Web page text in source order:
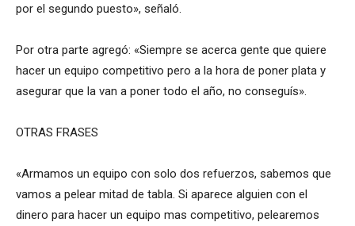
por el segundo puesto», señaló.
Por otra parte agregó: «Siempre se acerca gente que quiere
hacer un equipo competitivo pero a la hora de poner plata y
asegurar que la van a poner todo el año, no conseguís».
OTRAS FRASES
«Armamos un equipo con solo dos refuerzos, sabemos que
vamos a pelear mitad de tabla. Si aparece alguien con el
dinero para hacer un equipo mas competitivo, pelearemos